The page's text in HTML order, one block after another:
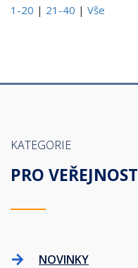
1-20 | 21-40 | Vše
KATEGORIE
PRO VEŘEJNOST
NOVINKY